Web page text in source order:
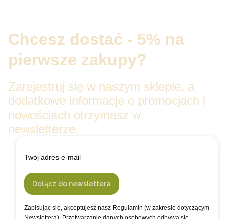
Chcesz dostać - 5% na
pierwsze zakupy?
Zarejestruj się w naszym sklepie, a
dodatkowe informacje o promocjach i
nowościach otrzymasz w
newsletterze.
Twój adres e-mail
Dołącz do newslettera
Zapisując się, akceptujesz nasz Regulamin (w zakresie dotyczącym